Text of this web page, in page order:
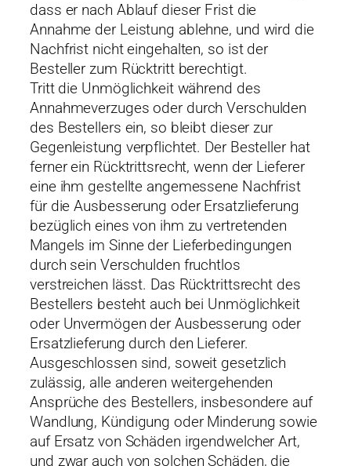
dass er nach Ablauf dieser Frist die
Annahme der Leistung ablehne, und wird die
Nachfrist nicht eingehalten, so ist der
Besteller zum Rücktritt berechtigt.
Tritt die Unmöglichkeit während des
Annahmeverzuges oder durch Verschulden
des Bestellers ein, so bleibt dieser zur
Gegenleistung verpflichtet. Der Besteller hat
ferner ein Rücktrittsrecht, wenn der Lieferer
eine ihm gestellte angemessene Nachfrist
für die Ausbesserung oder Ersatzlieferung
bezüglich eines von ihm zu vertretenden
Mangels im Sinne der Lieferbedingungen
durch sein Verschulden fruchtlos
verstreichen lässt. Das Rücktrittsrecht des
Bestellers besteht auch bei Unmöglichkeit
oder Unvermögen der Ausbesserung oder
Ersatzlieferung durch den Lieferer.
Ausgeschlossen sind, soweit gesetzlich
zulässig, alle anderen weitergehenden
Ansprüche des Bestellers, insbesondere auf
Wandlung, Kündigung oder Minderung sowie
auf Ersatz von Schäden irgendwelcher Art,
und zwar auch von solchen Schäden, die